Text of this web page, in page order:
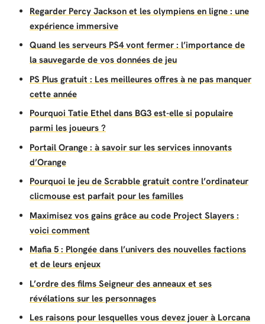
Regarder Percy Jackson et les olympiens en ligne : une
expérience immersive
Quand les serveurs PS4 vont fermer : l’importance de
la sauvegarde de vos données de jeu
PS Plus gratuit : Les meilleures offres à ne pas manquer
cette année
Pourquoi Tatie Ethel dans BG3 est-elle si populaire
parmi les joueurs ?
Portail Orange : à savoir sur les services innovants
d’Orange
Pourquoi le jeu de Scrabble gratuit contre l’ordinateur
clicmouse est parfait pour les familles
Maximisez vos gains grâce au code Project Slayers :
voici comment
Mafia 5 : Plongée dans l’univers des nouvelles factions
et de leurs enjeux
L’ordre des films Seigneur des anneaux et ses
révélations sur les personnages
Les raisons pour lesquelles vous devez jouer à Lorcana